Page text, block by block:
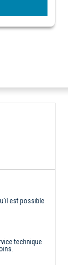
est possible
technique